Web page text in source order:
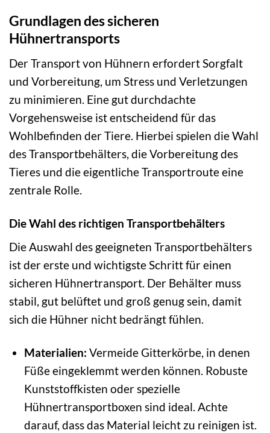
Grundlagen des sicheren
Hühnertransports
Der Transport von Hühnern erfordert Sorgfalt
und Vorbereitung, um Stress und Verletzungen
zu minimieren. Eine gut durchdachte
Vorgehensweise ist entscheidend für das
Wohlbefinden der Tiere. Hierbei spielen die Wahl
des Transportbehälters, die Vorbereitung des
Tieres und die eigentliche Transportroute eine
zentrale Rolle.
Die Wahl des richtigen Transportbehälters
Die Auswahl des geeigneten Transportbehälters
ist der erste und wichtigste Schritt für einen
sicheren Hühnertransport. Der Behälter muss
stabil, gut belüftet und groß genug sein, damit
sich die Hühner nicht bedrängt fühlen.
Materialien: Vermeide Gitterkörbe, in denen
Füße eingeklemmt werden können. Robuste
Kunststoffkisten oder spezielle
Hühnertransportboxen sind ideal. Achte
darauf, dass das Material leicht zu reinigen ist.